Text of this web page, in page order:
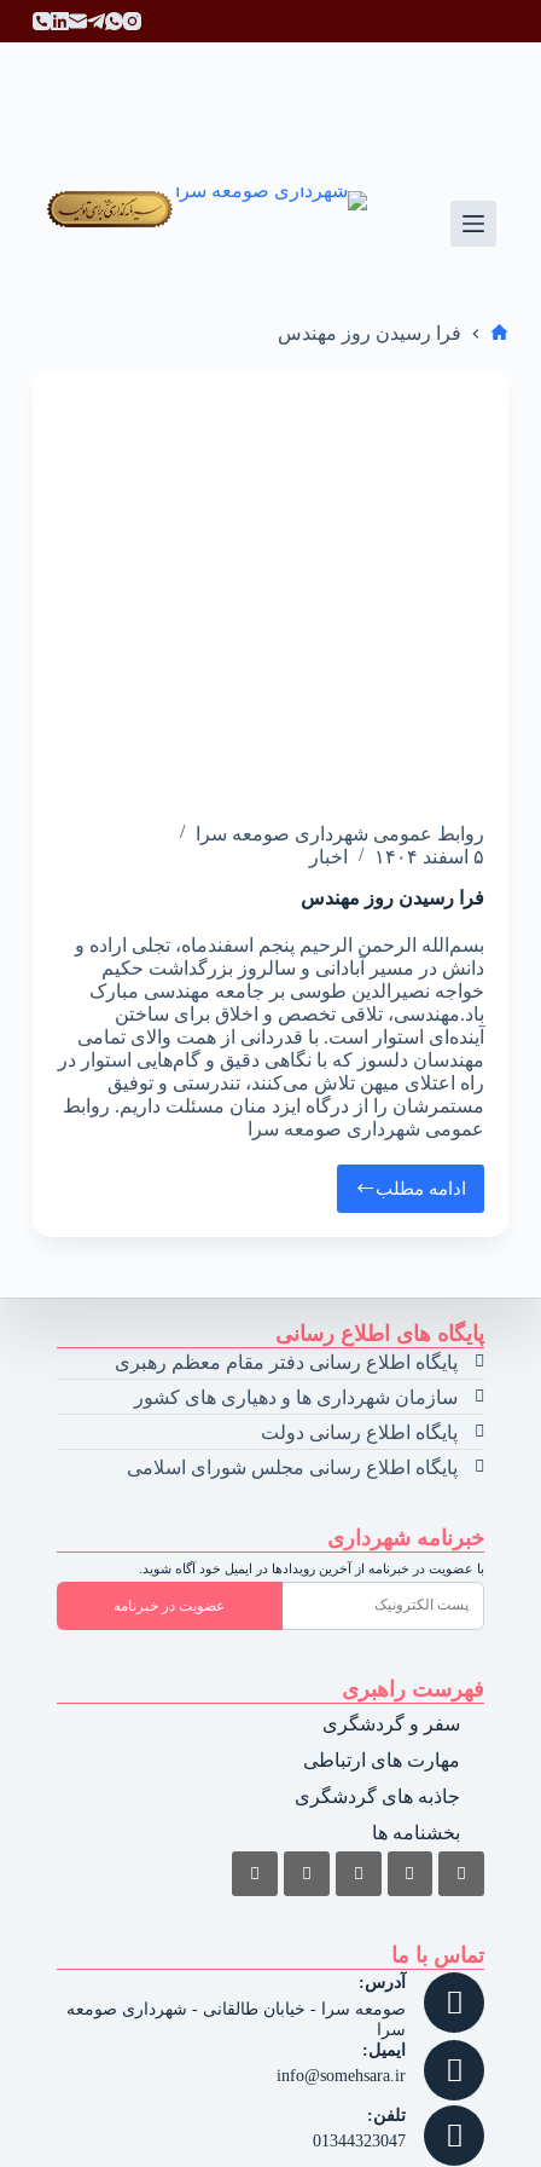
ر
فرا رسیدن روز مهندس
روابط عمومی شهرداری صومعه سرا
۵ اسفند ۱۴۰۴
اخبار
فرا رسیدن روز مهندس
بسم‌الله الرحمن الرحیم پنجم اسفندماه، تجلی اراده و
دانش در مسیر آبادانی و سالروز بزرگداشت حکیم
خواجه نصیرالدین طوسی بر جامعه مهندسی مبارک
باد.مهندسی، تلاقی تخصص و اخلاق برای ساختن
آینده‌ای استوار است. با قدردانی از همت والای تمامی
مهندسان دلسوز که با نگاهی دقیق و گام‌هایی استوار در
راه اعتلای میهن تلاش می‌کنند، تندرستی و توفیق
مستمرشان را از درگاه ایزد منان مسئلت داریم. روابط
عمومی شهرداری صومعه سرا
ادامه مطلب
پایگاه های اطلاع رسانی
پایگاه اطلاع رسانی دفتر مقام معظم رهبری
سازمان شهرداری ها و دهیاری های کشور
پایگاه اطلاع رسانی دولت
پایگاه اطلاع رسانی مجلس شورای اسلامی
خبرنامه شهرداری
با عضویت در خبرنامه از آخرین رویدادها در ایمیل خود آگاه شوید.
عضویت در خبرنامه
فهرست راهبری
سفر و گردشگری
مهارت های ارتباطی
جاذبه های گردشگری
بخشنامه ها
تماس با ما
آدرس:
صومعه سرا - خیابان طالقانی - شهرداری صومعه
سرا
ایمیل:
info@somehsara.ir
تلفن:
01344323047